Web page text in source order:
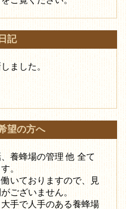
記
ました。
望の方へ
養蜂場の管理 他 全て
。
いておりますので、見
ございません。
手で人手のある養蜂場